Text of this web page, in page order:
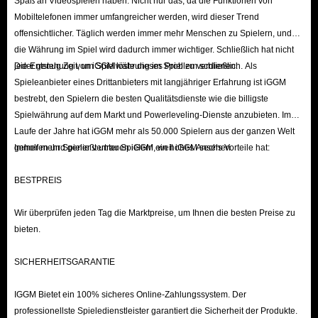
IGGM-Mitarbeiter folgen, erhalten Sie Ihre Dying Light-
Verbrauchsmaterialien in kürzester Zeit!
Sichere Lieferanten: IGGM arbeitet ausschließlich mit zuverlässigen
und geprüften Lieferanten zusammen, um sicherzustellen, dass die auf
sicher bezogen werden.
Datenschutz: Um eine reibungslose Lieferung Ihrer Dying Light-
dass die von Ihnen an IGGM übermittelten Informationen
ausschließlich für den normalen Versand und die anschließende
niemals böswillig an Drittanbieter weitergeben.
IGGM zur Verfügung?
Mobiltelefonen immer umfangreicher werden, wird dieser Trend
offensichtlicher. Täglich werden immer mehr Menschen zu Spielern, und
die Währung im Spiel wird dadurch immer wichtiger. Schließlich hat nicht
jeder genug Zeit, um Spielwährung im Spiel zu verdienen.
Die Entstehung von iGGM löste dieses Problem schließlich. Als
Spieleanbieter eines Drittanbieters mit langjähriger Erfahrung ist iGGM
bestrebt, den Spielern die besten Qualitätsdienste wie die billigste
Spielwährung auf dem Markt und Powerleveling-Dienste anzubieten. Im
Laufe der Jahre hat iGGM mehr als 50.000 Spielern aus der ganzen Welt
geholfen und genießt unter Spielern ein hohes Ansehen.
Immer mehr Spieler vertrauen iGGM, weil iGGM sechs Vorteile hat:
BESTPREIS
Wir überprüfen jeden Tag die Marktpreise, um Ihnen die besten Preise zu
bieten.
SICHERHEITSGARANTIE
IGGM Bietet ein 100% sicheres Online-Zahlungssystem. Der
professionellste Spieledienstleister garantiert die Sicherheit der Produkte.